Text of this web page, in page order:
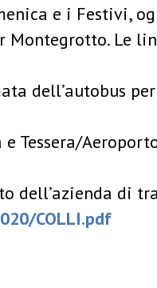
e i Festivi,
Montegrotto. Le
dell’autobus
e Tessera/
dell’azienda di
COLLI.pdf